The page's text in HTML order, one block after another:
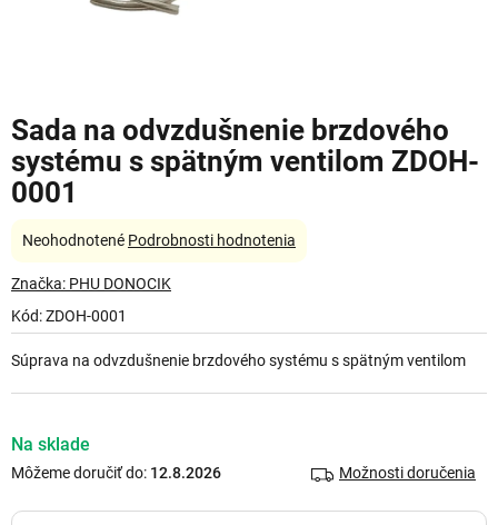
Sada na odvzdušnenie brzdového
systému s spätným ventilom ZDOH-
0001
Kód:ZDOH-0001
Na sklade
Môžeme doručiť do: 12.8.2026 Možnosti doručenia
Súprava na odvzdušnenie brzdového systému s spätným ventilom
Priemerné
produktu
0,0
5
Neohodnotené Podrobnosti hodnotenia
Značka: PHU DONOCIK